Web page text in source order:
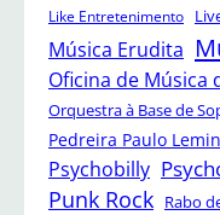
Like Entretenimento
Música Erudita
Oficina de Música
Orquestra à Base de
Pedreira Paulo
Psychobilly
Punk Rock Rabo